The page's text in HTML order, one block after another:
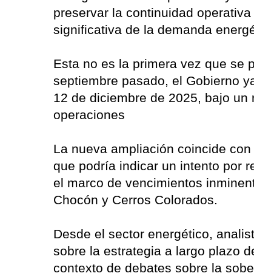
preservar la continuidad
significativa de la demanda
Esta no es la primera vez que se
septiembre pasado, el Gobierno
12 de diciembre de 2025, bajo
operaciones
La nueva ampliación coincide
que podría indicar un intento por
el marco de vencimientos
Chocón y Cerros Colorados.
Desde el sector energético,
sobre la estrategia a largo plazo
contexto de debates sobre la